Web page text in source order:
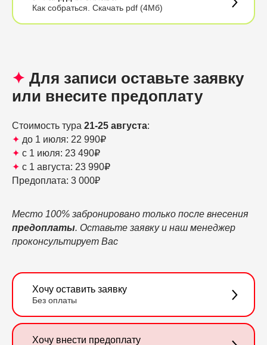
Как собраться. Скачать pdf (4Мб)
✦ Для записи оставьте заявку
или внесите предоплату
Стоимость тура 21-25 августа:
✦ до 1 июля: 22 990₽
✦ с 1 июля: 23 490₽
✦ с 1 августа: 23 990₽
Предоплата: 3 000₽
Место 100% забронировано только после внесения
предоплаты. Оставьте заявку и наш менеджер
проконсультирует Вас
Хочу оставить заявку
Без оплаты
Хочу внести предоплату